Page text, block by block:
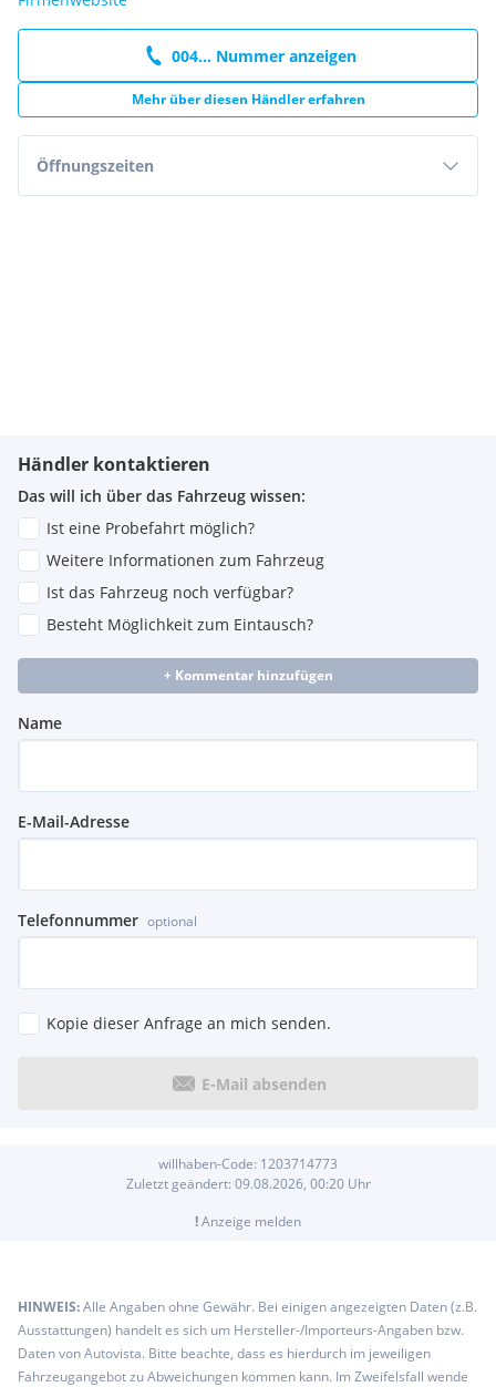
004... Nummer anzeigen
Mehr über diesen Händler erfahren
Öffnungszeiten
Händler kontaktieren
Das will ich über das Fahrzeug wissen:
Ist eine Probefahrt möglich?
Weitere Informationen zum Fahrzeug
Ist das Fahrzeug noch verfügbar?
Besteht Möglichkeit zum Eintausch?
+ Kommentar hinzufügen
Name
E-Mail-Adresse
Telefonnummer optional
Kopie dieser Anfrage an mich senden.
E-Mail absenden
willhaben-Code: 1203714773
Zuletzt geändert: 09.08.2026, 00:20Uhr
!Anzeige melden
HINWEIS:Alle Angaben ohne Gewähr. Bei einigen angezeigten Daten (z.B.
Ausstattungen) handelt es sich um Hersteller-/Importeurs-Angaben bzw.
Daten von Autovista. Bitte beachte, dass es hierdurch im jeweiligen
Fahrzeugangebot zu Abweichungen kommen kann. Im Zweifelsfall wende